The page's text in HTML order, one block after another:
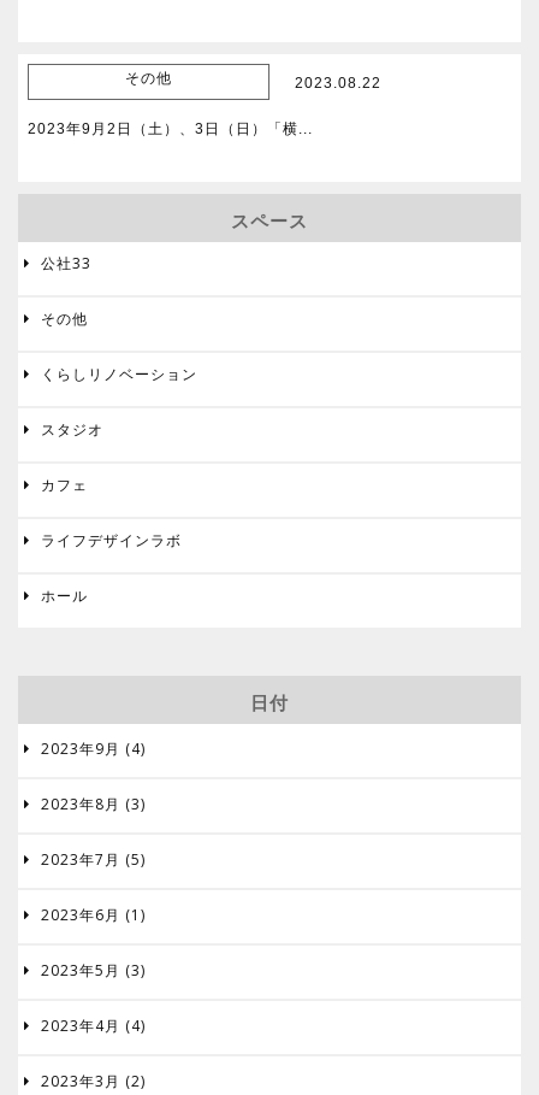
その他 2023.08.22
2023年9月2日（土）、3日（日）「横...
スペース
 公社33
 その他
 くらしリノベーション
 スタジオ
 カフェ
 ライフデザインラボ
 ホール
日付
 2023年9月 (4)
 2023年8月 (3)
 2023年7月 (5)
 2023年6月 (1)
 2023年5月 (3)
 2023年4月 (4)
 2023年3月 (2)